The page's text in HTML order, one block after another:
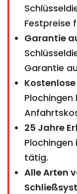
Festpreise
Garantie
Garantie
25 Jahre
Plochingen
tätig.
Alle Arten